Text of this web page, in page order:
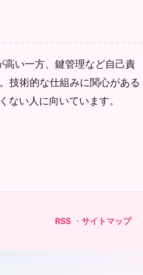
い一方、鍵管理など自己責
技術的な仕組みに関心がある
ない人に向いています。
RSS ・ サイトマップ